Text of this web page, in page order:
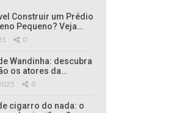
Construir um Prédio
Pequeno? Veja…
0
Wandinha: descubra
os atores da…
0
cigarro do nada: o